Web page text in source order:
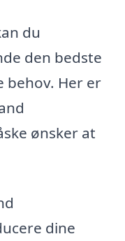
du
den bedste
behov. Her er
ønsker at
dine